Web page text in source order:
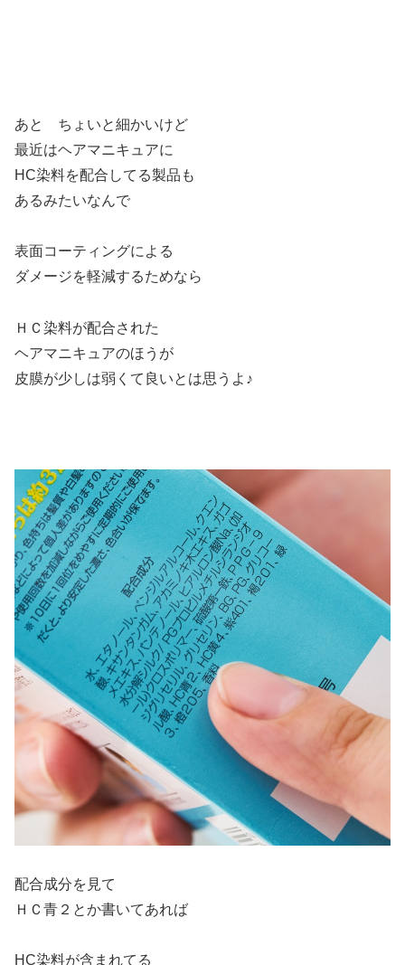
あと ちょいと細かいけど
最近はヘアマニキュアに
HC染料を配合してる製品も
あるみたいなんで
表面コーティングによる
ダメージを軽減するためなら
ＨＣ染料が配合された
ヘアマニキュアのほうが
皮膜が少しは弱くて良いとは思うよ♪
配合成分を見て
ＨＣ青２とか書いてあれば
HC染料が含まれてる